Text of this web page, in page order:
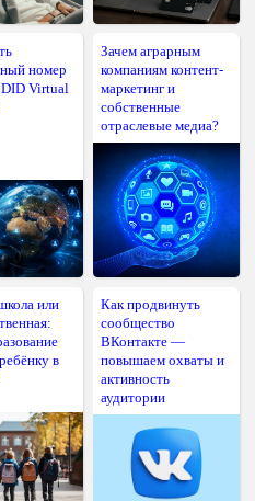
номер
Virtual
Зачем аграрным
компаниям контент-
маркетинг и
собственные
отраслевые медиа?
или
в
Как продвинуть
сообщество
ВКонтакте —
повышаем охваты и
активность
аудитории